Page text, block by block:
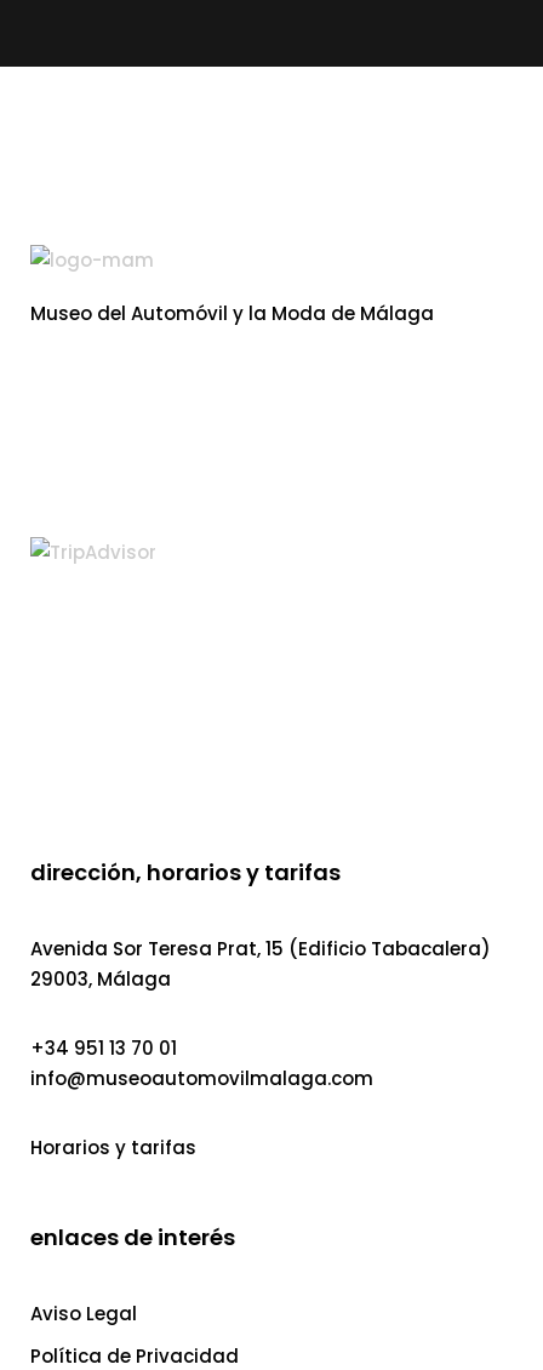
Museo del Automóvil y la Moda de Málaga
dirección, horarios y tarifas
Avenida Sor Teresa Prat, 15 (Edificio Tabacalera)
29003, Málaga
+34 951 13 70 01
info@museoautomovilmalaga.com
Horarios y tarifas
enlaces de interés
Aviso Legal
Política de Privacidad